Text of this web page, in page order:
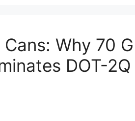
Why 70
DOT-